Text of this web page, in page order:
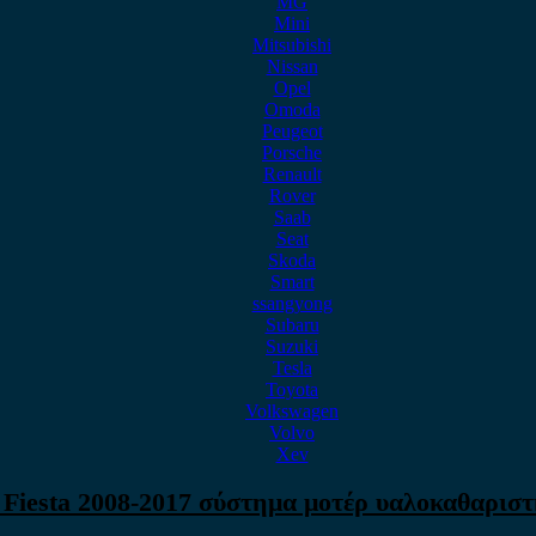
Mini
Mitsubishi
Nissan
Opel
Omoda
Peugeot
Porsche
Renault
Rover
Saab
Seat
Skoda
Smart
ssangyong
Subaru
Suzuki
Tesla
Toyota
Volkswagen
Volvo
Xev
2008-2017 σύστημα μοτέρ